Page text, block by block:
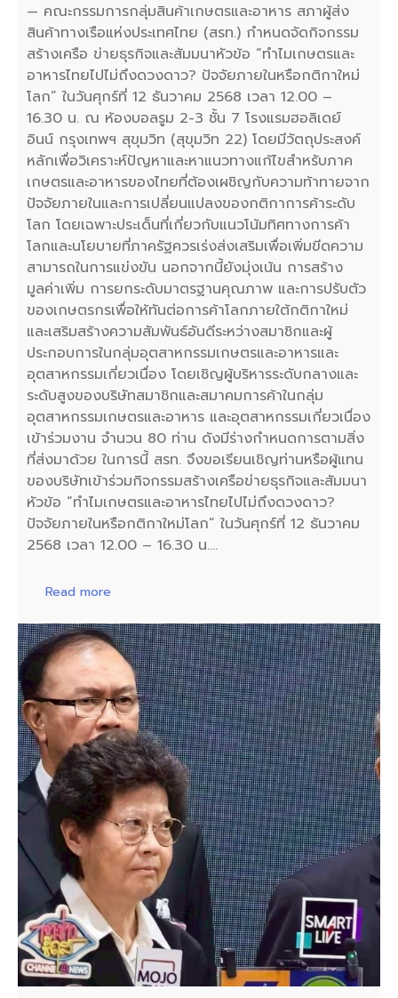
— คณะกรรมการกลุ่มสินค้าเกษตรและอาหาร สภาผู้ส่ง
สินค้าทางเรือแห่งประเทศไทย (สรท.) กำหนดจัดกิจกรรม
สร้างเครือ ข่ายธุรกิจและสัมมนาหัวข้อ “ทำไมเกษตรและ
อาหารไทยไปไม่ถึงดวงดาว? ปัจจัยภายในหรือกติกาใหม่
โลก” ในวันศุกร์ที่ 12 ธันวาคม 2568 เวลา 12.00 –
16.30 น. ณ ห้องบอลรูม 2-3 ชั้น 7 โรงแรมฮอลิเดย์
อินน์ กรุงเทพฯ สุขุมวิท (สุขุมวิท 22) โดยมีวัตถุประสงค์
หลักเพื่อวิเคราะห์ปัญหาและหาแนวทางแก้ไขสำหรับภาค
เกษตรและอาหารของไทยที่ต้องเผชิญกับความท้าทายจาก
ปัจจัยภายในและการเปลี่ยนแปลงของกติกาการค้าระดับ
โลก โดยเฉพาะประเด็นที่เกี่ยวกับแนวโน้มทิศทางการค้า
โลกและนโยบายที่ภาครัฐควรเร่งส่งเสริมเพื่อเพิ่มขีดความ
สามารถในการแข่งขัน นอกจากนี้ยังมุ่งเน้น การสร้าง
มูลค่าเพิ่ม การยกระดับมาตรฐานคุณภาพ และการปรับตัว
ของเกษตรกรเพื่อให้ทันต่อการค้าโลกภายใต้กติกาใหม่
และเสริมสร้างความสัมพันธ์อันดีระหว่างสมาชิกและผู้
ประกอบการในกลุ่มอุตสาหกรรมเกษตรและอาหารและ
อุตสาหกรรมเกี่ยวเนื่อง โดยเชิญผู้บริหารระดับกลางและ
ระดับสูงของบริษัทสมาชิกและสมาคมการค้าในกลุ่ม
อุตสาหกรรมเกษตรและอาหาร และอุตสาหกรรมเกี่ยวเนื่อง
เข้าร่วมงาน จำนวน 80 ท่าน ดังมีร่างกำหนดการตามสิ่ง
ที่ส่งมาด้วย ในการนี้ สรท. จึงขอเรียนเชิญท่านหรือผู้แทน
ของบริษัทเข้าร่วมกิจกรรมสร้างเครือข่ายธุรกิจและสัมมนา
หัวข้อ “ทำไมเกษตรและอาหารไทยไปไม่ถึงดวงดาว?
ปัจจัยภายในหรือกติกาใหม่โลก” ในวันศุกร์ที่ 12 ธันวาคม
2568 เวลา 12.00 – 16.30 น.…
Read more